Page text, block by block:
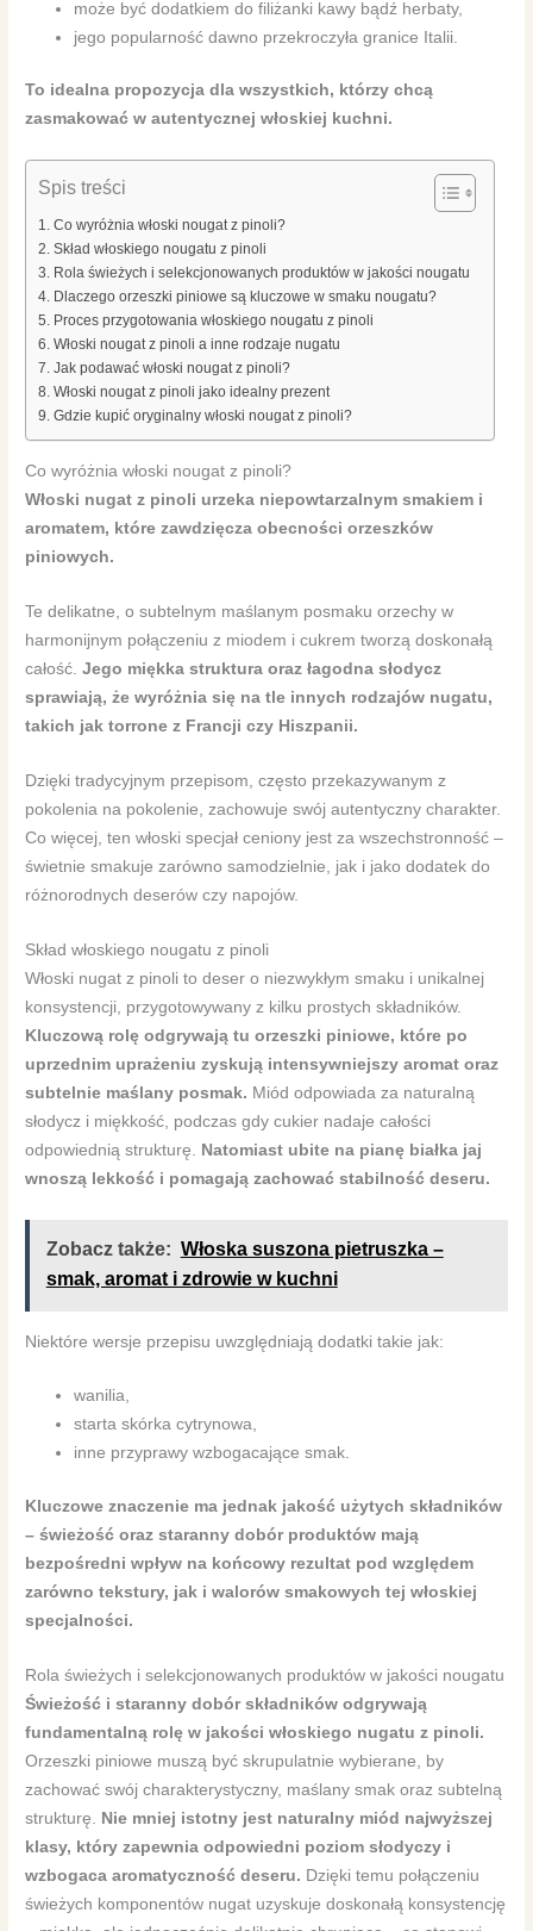
może być dodatkiem do filiżanki kawy bądź herbaty,
jego popularność dawno przekroczyła granice Italii.
To idealna propozycja dla wszystkich, którzy chcą
zasmakować w autentycznej włoskiej kuchni.
Spis treści
Co wyróżnia włoski nougat z pinoli?
Skład włoskiego nougatu z pinoli
Rola świeżych i selekcjonowanych produktów w jakości nougatu
Dlaczego orzeszki piniowe są kluczowe w smaku nougatu?
Proces przygotowania włoskiego nougatu z pinoli
Włoski nougat z pinoli a inne rodzaje nugatu
Jak podawać włoski nougat z pinoli?
Włoski nougat z pinoli jako idealny prezent
Gdzie kupić oryginalny włoski nougat z pinoli?
Co wyróżnia włoski nougat z pinoli?
Włoski nugat z pinoli urzeka niepowtarzalnym smakiem i
aromatem, które zawdzięcza obecności orzeszków
piniowych.
Te delikatne, o subtelnym maślanym posmaku orzechy w
harmonijnym połączeniu z miodem i cukrem tworzą doskonałą
całość.Jego miękka struktura oraz łagodna słodycz
sprawiają, że wyróżnia się na tle innych rodzajów nugatu,
takich jak torrone z Francji czy Hiszpanii.
Dzięki tradycyjnym przepisom, często przekazywanym z
pokolenia na pokolenie, zachowuje swój autentyczny charakter.
Co więcej, ten włoski specjał ceniony jest za wszechstronność –
świetnie smakuje zarówno samodzielnie, jak i jako dodatek do
różnorodnych deserów czy napojów.
Skład włoskiego nougatu z pinoli
Włoski nugat z pinoli to deser o niezwykłym smaku i unikalnej
konsystencji, przygotowywany z kilku prostych składników.
Kluczową rolę odgrywają tu orzeszki piniowe, które po
uprzednim uprażeniu zyskują intensywniejszy aromat oraz
subtelnie maślany posmak. Miód odpowiada za naturalną
słodycz i miękkość, podczas gdy cukier nadaje całości
odpowiednią strukturę. Natomiast ubite na pianę białka jaj
wnoszą lekkość i pomagają zachować stabilność deseru.
Zobacz także: Włoska suszona pietruszka –
smak, aromat i zdrowie w kuchni
Niektóre wersje przepisu uwzględniają dodatki takie jak:
wanilia,
starta skórka cytrynowa,
inne przyprawy wzbogacające smak.
Kluczowe znaczenie ma jednak jakość użytych składników
– świeżość oraz staranny dobór produktów mają
bezpośredni wpływ na końcowy rezultat pod względem
zarówno tekstury, jak i walorów smakowych tej włoskiej
specjalności.
Rola świeżych i selekcjonowanych produktów w jakości nougatu
Świeżość i staranny dobór składników odgrywają
fundamentalną rolę w jakości włoskiego nugatu z pinoli.
Orzeszki piniowe muszą być skrupulatnie wybierane, by
zachować swój charakterystyczny, maślany smak oraz subtelną
strukturę.
Nie mniej istotny jest naturalny miód najwyższej
klasy, który zapewnia odpowiedni poziom słodyczy i
wzbogaca aromatyczność deseru. Dzięki temu połączeniu
świeżych komponentów nugat uzyskuje doskonałą konsystencję